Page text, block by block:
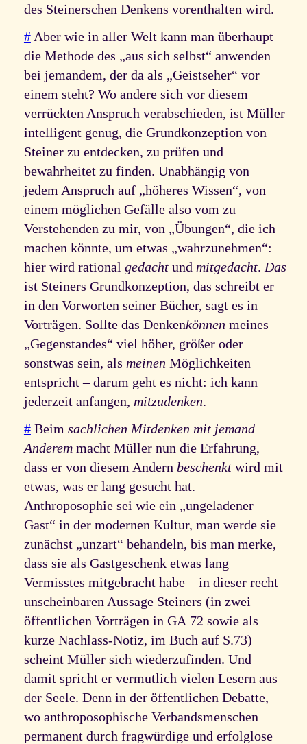
des Steinerschen Denkens vorenthalten wird.
#Aber wie in aller Welt kann man überhaupt
die Methode des „aus sich selbst“ anwenden
bei jemandem, der da als „Geistseher“ vor
einem steht? Wo andere sich vor diesem
verrückten Anspruch verabschieden, ist Müller
intelligent genug, die Grundkonzeption von
Steiner zu entdecken, zu prüfen und
bewahrheitet zu finden. Unabhängig von
jedem Anspruch auf „höheres Wissen“, von
einem möglichen Gefälle also vom zu
Verstehenden zu mir, von „Übungen“, die ich
machen könnte, um etwas „wahrzunehmen“:
hier wird rational gedachtund mitgedacht. Das
ist Steiners Grundkonzeption, das schreibt er
in den Vorworten seiner Bücher, sagt es in
Vorträgen. Sollte das Denkenkönnen meines
„Gegenstandes“ viel höher, größer oder
sonstwas sein, als meinen Möglichkeiten
entspricht – darum geht es nicht: ich kann
jederzeit anfangen, mitzudenken.
#Beim sachlichen Mitdenken mit jemand
Anderemmacht Müller nun die Erfahrung,
dass er von diesem Andern beschenktwird mit
etwas, was er lang gesucht hat.
Anthroposophie sei wie ein „ungeladener
Gast“ in der modernen Kultur, man werde sie
zunächst „unzart“ behandeln, bis man merke,
dass sie als Gastgeschenk etwas lang
Vermisstes mitgebracht habe – in dieser recht
unscheinbaren Aussage Steiners (in zwei
öffentlichen Vorträgen in GA 72 sowie als
kurze Nachlass-Notiz, im Buch auf S.73)
scheint Müller sich wiederzufinden. Und
damit spricht er vermutlich vielen Lesern aus
der Seele. Denn in der öffentlichen Debatte,
wo anthroposophische Verbandsmenschen
permanent durch fragwürdige und erfolglose